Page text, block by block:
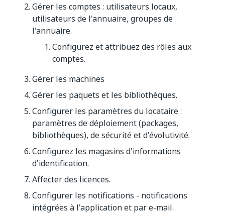
Gérer les comptes : utilisateurs locaux,
utilisateurs de l'annuaire, groupes de
l'annuaire.
Configurez et attribuez des rôles aux
comptes.
Gérer les machines
Gérer les paquets et les bibliothèques.
Configurer les paramètres du locataire :
paramètres de déploiement (packages,
bibliothèques), de sécurité et d'évolutivité.
Configurez les magasins d'informations
d'identification.
Affecter des licences.
Configurer les notifications - notifications
intégrées à l'application et par e-mail.